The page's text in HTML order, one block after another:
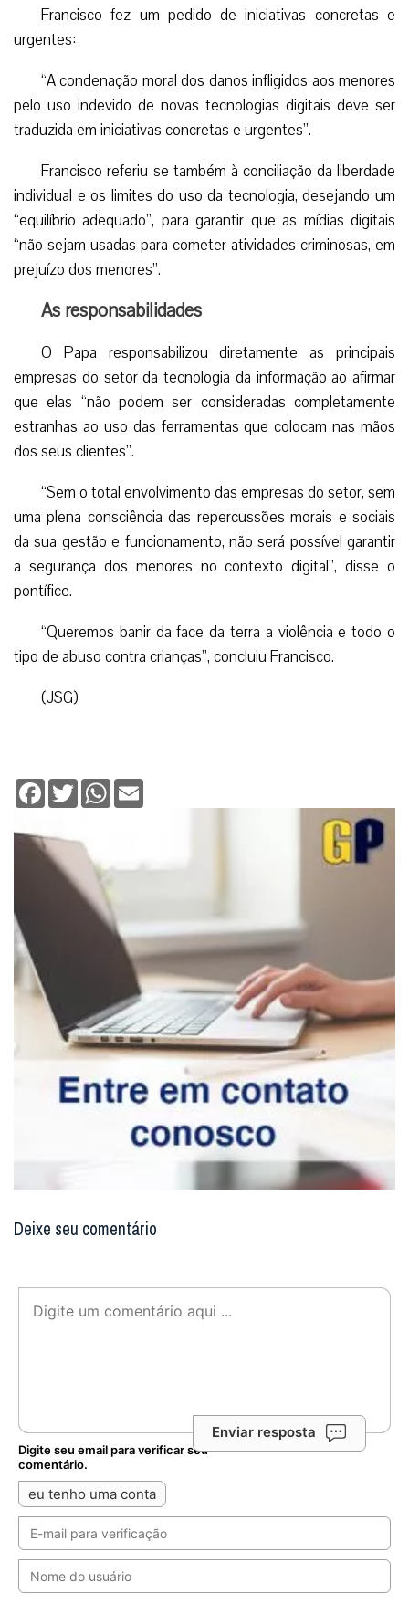
Francisco fez um pedido de iniciativas concretas e
urgentes:
“A condenação moral dos danos infligidos aos menores
pelo uso indevido de novas tecnologias digitais deve ser
traduzida em iniciativas concretas e urgentes”.
Francisco referiu-se também à conciliação da liberdade
individual e os limites do uso da tecnologia, desejando um
“equilíbrio adequado”, para garantir que as mídias digitais
“não sejam usadas para cometer atividades criminosas, em
prejuízo dos menores”.
As responsabilidades
O Papa responsabilizou diretamente as principais
empresas do setor da tecnologia da informação ao afirmar
que elas “não podem ser consideradas completamente
estranhas ao uso das ferramentas que colocam nas mãos
dos seus clientes”.
“Sem o total envolvimento das empresas do setor, sem
uma plena consciência das repercussões morais e sociais
da sua gestão e funcionamento, não será possível garantir
a segurança dos menores no contexto digital”, disse o
pontífice.
“Queremos banir da face da terra a violência e todo o
tipo de abuso contra crianças”, concluiu Francisco.
(JSG)
Facebook
TwitterWhatsApp
Deixe seu comentário
Enviar resposta
Digite seu email para verificar seu
comentário.
eu tenho uma conta